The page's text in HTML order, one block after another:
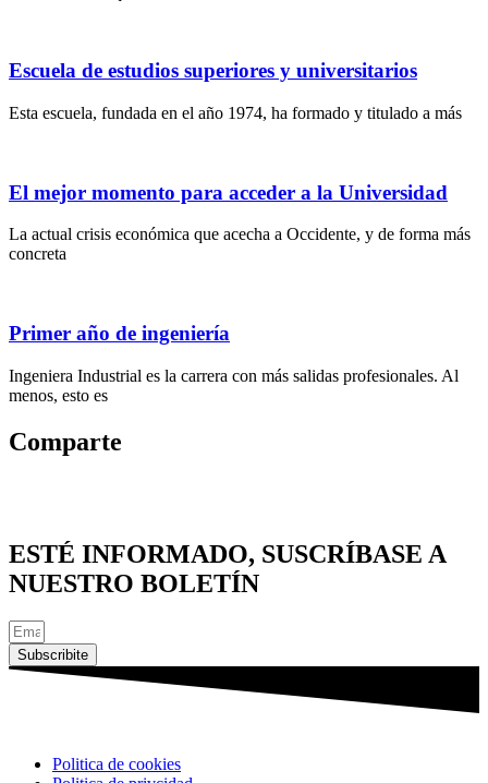
Escuela de estudios superiores y universitarios
Esta escuela, fundada en el año 1974, ha formado y titulado a más
El mejor momento para acceder a la Universidad
La actual crisis económica que acecha a Occidente, y de forma más
concreta
Primer año de ingeniería
Ingeniera Industrial es la carrera con más salidas profesionales. Al
menos, esto es
Comparte
ESTÉ INFORMADO, SUSCRÍBASE A
NUESTRO BOLETÍN
Subscribite
Politica de cookies